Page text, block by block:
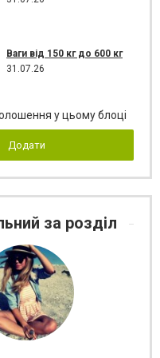
Ваги від 150 кг до 600 кг
31.07.26
у цьому блоці
Додати
за розділ